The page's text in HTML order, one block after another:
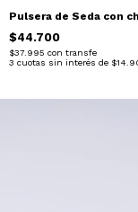
Pulsera de Seda con
$44.700
$37.995 con transfe
3 cuotas sin interés de